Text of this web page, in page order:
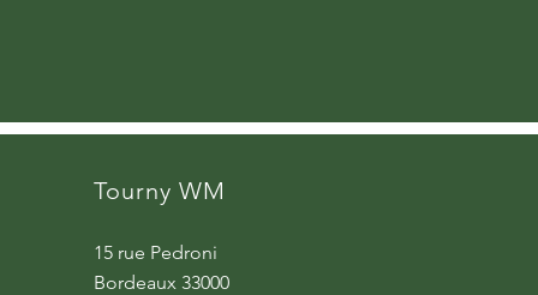
Tourny WM
15 rue Pedroni
Bordeaux 33000